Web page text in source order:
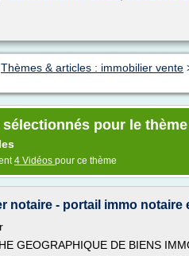
Thèmes & articles : immobilier vente
pour le
4 Vidéos pour ce thème
notaire - portail immo notaire
GEOGRAPHIQUE DE BIENS